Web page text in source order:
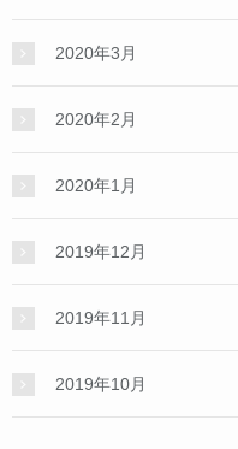
2020年3月
2020年2月
2020年1月
2019年12月
2019年11月
2019年10月